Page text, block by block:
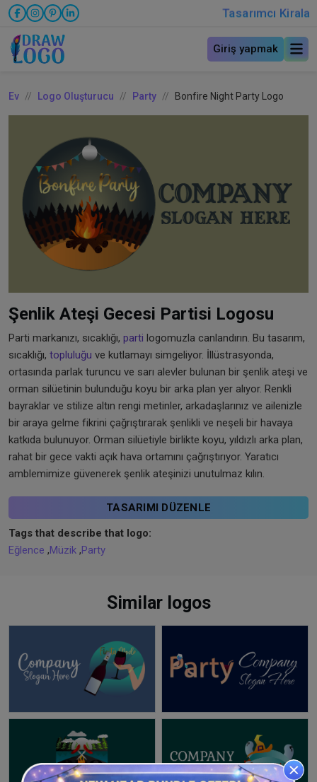
Tasarımcı Kirala
Giriş yapmak
Ev Logo Oluşturucu Party Bonfire Night Party Logo
Şenlik Ateşi Gecesi Partisi Logosu
Parti markanızı, sıcaklığı, parti logomuzla canlandırın. Bu tasarım,
sıcaklığı, topluluğu ve kutlamayı simgeliyor. İllüstrasyonda,
ortasında parlak turuncu ve sarı alevler bulunan bir şenlik ateşi ve
orman silüetinin bulunduğu koyu bir arka plan yer alıyor. Renkli
bayraklar ve stilize altın rengi metinler, arkadaşlarınız ve ailenizle
bir araya gelme fikrini çağrıştırarak şenlikli ve neşeli bir havaya
katkıda bulunuyor. Orman silüetiyle birlikte koyu, yıldızlı arka plan,
rahat bir gece vakti açık hava ortamını çağrıştırıyor. Yaratıcı
amblemimize güvenerek şenlik ateşinizi unutulmaz kılın.
TASARIMI DÜZENLE
Tags that describe that logo:
Eğlence ,Müzik ,Party
Similar logos